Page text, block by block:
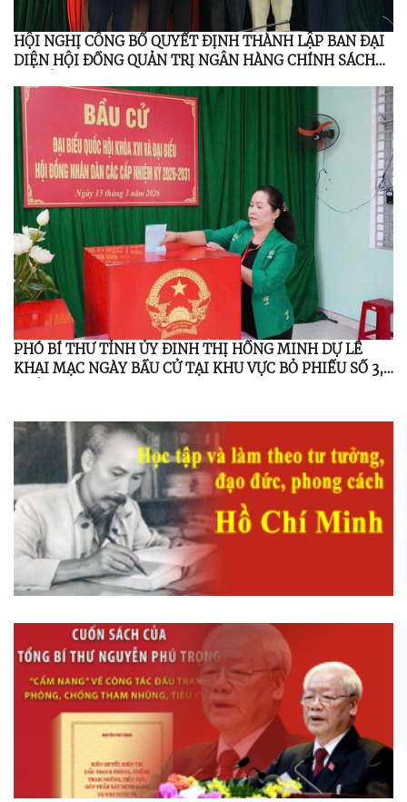
HỘI NGHỊ CÔNG BỐ QUYẾT ĐỊNH THÀNH LẬP BAN ĐẠI
DIỆN HỘI ĐỒNG QUẢN TRỊ NGÂN HÀNG CHÍNH SÁCH
PHÓ BÍ THƯ TỈNH ỦY ĐINH THỊ HỒNG MINH DỰ LỄ
KHAI MẠC NGÀY BẦU CỬ TẠI KHU VỰC BỎ PHIẾU SỐ 3,